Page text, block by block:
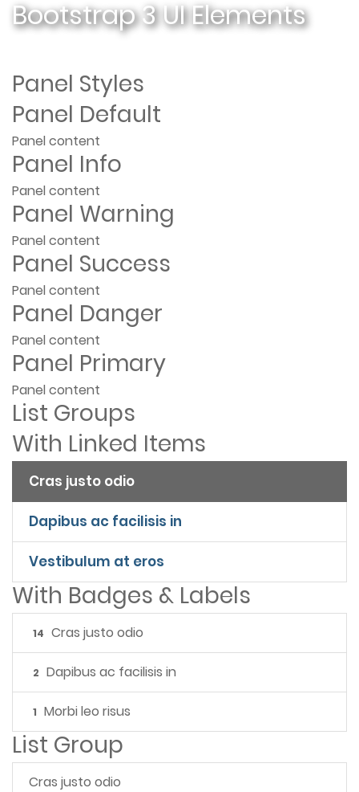
Bootstrap 3 UI Elements
Panel Styles
Panel Default
Panel content
Panel Info
Panel content
Panel Warning
Panel content
Panel Success
Panel content
Panel Danger
Panel content
Panel Primary
Panel content
List Groups
With Linked Items
Cras justo odio
Dapibus ac facilisis in
Vestibulum at eros
With Badges & Labels
14 Cras justo odio
2 Dapibus ac facilisis in
1 Morbi leo risus
List Group
Cras justo odio